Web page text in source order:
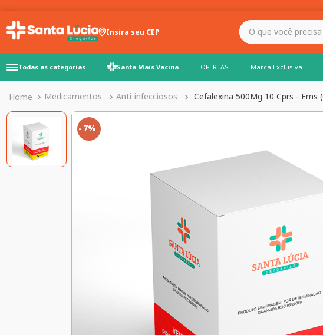
Insira seu CEP
O que você precisa para hoje?
Todas as categorias Santa Mais Vacina OFERTAS Marca Exclusiva
Medicamentos Anti-infecciosos Cefalexina 500Mg 10 Cprs - Ems
7%